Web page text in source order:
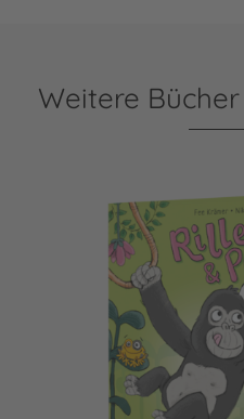
Weitere